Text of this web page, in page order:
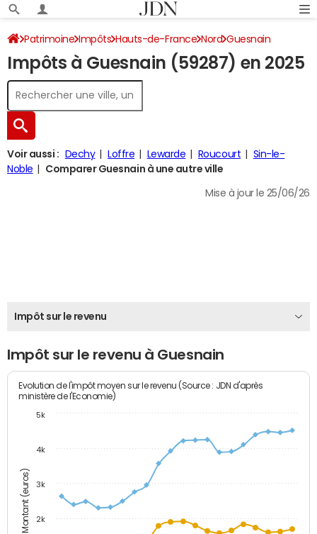
Patrimoine Impôts Hauts-de-France Nord Guesnain
Impôt sur le revenu
Impôts à Guesnain (59287) en 2025
Voir aussi : Dechy Loffre Lewarde Roucourt
Sin-le-
Noble
Comparer Guesnain à une autre ville
Mise à jour le 25/06/26
Impôt sur le revenu
Impôt sur le revenu à Guesnain
Montant (euros)
Evolution de l'impôt moyen sur le revenu (Source : JDN d'après
ministère de l'Economie)
2k
3k
4k
5k